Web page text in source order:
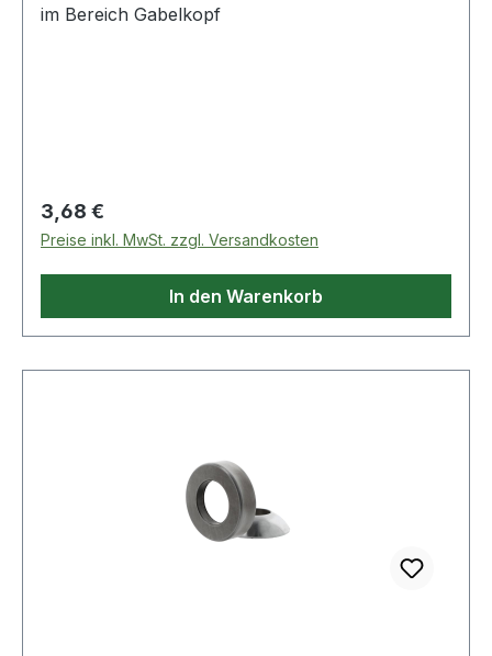
im Bereich Gabelkopf
Regulärer Preis:
3,68 €
Preise inkl. MwSt. zzgl. Versandkosten
In den Warenkorb